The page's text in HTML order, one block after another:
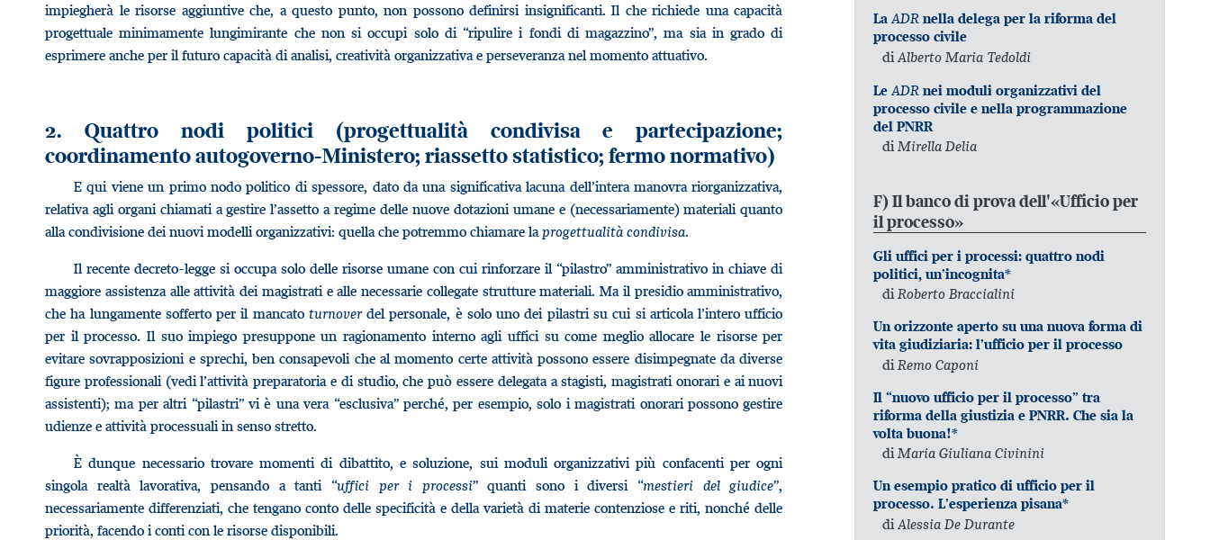
impiegherà le risorse aggiuntive che, a questo punto, non possono definirsi insignificanti. Il che richiede una capacità
progettuale minimamente lungimirante che non si occupi solo di “ripulire i fondi di magazzino”, ma sia in grado di
esprimere anche per il futuro capacità di analisi, creatività organizzativa e perseveranza nel momento attuativo.
2. Quattro nodi politici (progettualità condivisa e partecipazione;
coordinamento autogoverno-Ministero; riassetto statistico; fermo normativo)
E qui viene un primo nodo politico di spessore, dato da una significativa lacuna dell’intera manovra riorganizzativa,
relativa agli organi chiamati a gestire l’assetto a regime delle nuove dotazioni umane e (necessariamente) materiali quanto
alla condivisione dei nuovi modelli organizzativi: quella che potremmo chiamare laprogettualità condivisa.
Il recente decreto-legge si occupa solo delle risorse umane con cui rinforzare il “pilastro” amministrativo in chiave di
maggiore assistenza alle attività dei magistrati e alle necessarie collegate strutture materiali. Ma il presidio amministrativo,
che ha lungamente sofferto per il mancato turnoverdel personale, è solo uno dei pilastri su cui si articola l’intero ufficio
per il processo. Il suo impiego presuppone un ragionamento interno agli uffici su come meglio allocare le risorse per
evitare sovrapposizioni e sprechi, ben consapevoli che al momento certe attività possono essere disimpegnate da diverse
figure professionali (vedi l’attività preparatoria e di studio, che può essere delegata a stagisti, magistrati onorari e ai nuovi
assistenti); ma per altri “pilastri” vi è una vera “esclusiva” perché, per esempio, solo i magistrati onorari possono gestire
udienze e attività processuali in senso stretto.
È dunque necessario trovare momenti di dibattito, e soluzione, sui moduli organizzativi più confacenti per ogni
singola realtà lavorativa, pensando a tanti “uffici per i processi” quanti sono i diversi “mestieri del giudice”,
necessariamente differenziati, che tengano conto delle specificità e della varietà di materie contenziose e riti, nonché delle
priorità, facendo i conti con le risorse disponibili.
LaADR nella delega per la riforma del
processo civile
diAlberto Maria Tedoldi
LeADR nei moduli organizzativi del
processo civile e nella programmazione
del PNRR
diMirella Delia
F) Il banco di prova dell'«Ufficio per
il processo»
Gli uffici per i processi: quattro nodi
politici, un’incognita*
diRoberto Braccialini
Un orizzonte aperto su una nuova forma di
vita giudiziaria: l’ufficio per il processo
di Remo Caponi
Il “nuovo ufficio per il processo” tra
riforma della giustizia e PNRR. Che sia la
volta buona!*
diMaria Giuliana Civinini
Un esempio pratico di ufficio per il
processo. L’esperienza pisana*
diAlessia De Durante